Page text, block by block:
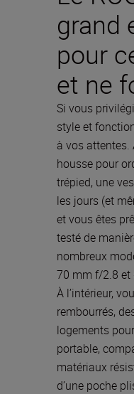
grand
pour
et ne
Si vous
style et
à vos attentes.
housse pour
trépied, une
les jours (et
et vous êtes
testé de
nombreux
70 mm f/2.8 et
À l’intérieur,
rembourrés,
logements
portable,
matériaux
d’une poche